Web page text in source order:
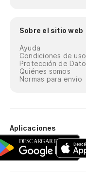
Sobre el sitio web
Ayuda
Condiciones de
Protección de
Quiénes somos
Normas para envío
Aplicaciones